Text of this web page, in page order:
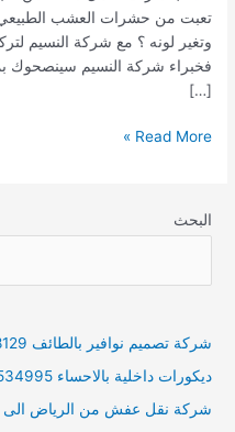
تعبت من حشرات العشب
وتغير لونه ؟ مع شركة النسيم
فخبراء شركة النسيم سينصحوك
[…]
نجيلة
عشب
Read More »
البحث
شركة تصميم نوافير بالطائف 0543468129 تنفيذ نوافير
ديكورات داخلية بالاحساء 0557534995 بديل خشب بديل رخام
شركة نقل عفش من الرياض الى دبى